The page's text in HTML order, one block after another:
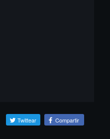
Twittear Compartir